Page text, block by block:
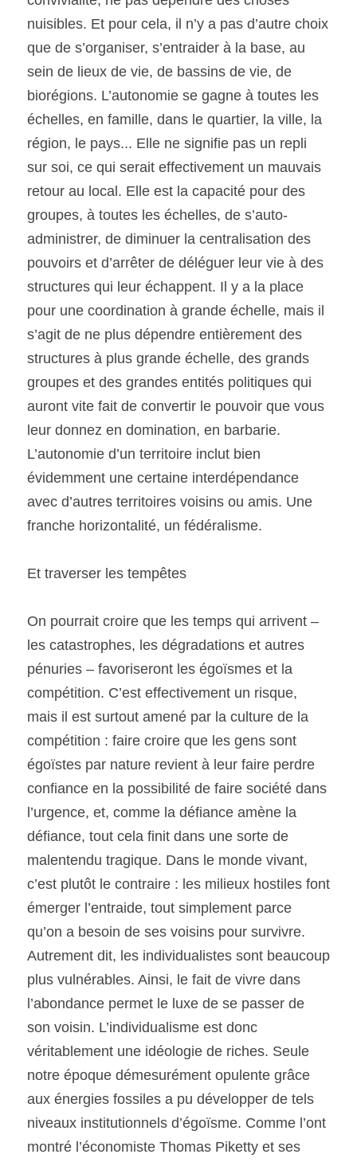
nuisibles. Et pour cela, il n’y a pas d’autre choix
que de s’organiser, s’entraider à la base, au
sein de lieux de vie, de bassins de vie, de
biorégions. L’autonomie se gagne à toutes les
échelles, en famille, dans le quartier, la ville, la
région, le pays... Elle ne signifie pas un repli
sur soi, ce qui serait effectivement un mauvais
retour au local. Elle est la capacité pour des
groupes, à toutes les échelles, de s’auto-
administrer, de diminuer la centralisation des
pouvoirs et d’arrêter de déléguer leur vie à des
structures qui leur échappent. Il y a la place
pour une coordination à grande échelle, mais il
s’agit de ne plus dépendre entièrement des
structures à plus grande échelle, des grands
groupes et des grandes entités politiques qui
auront vite fait de convertir le pouvoir que vous
leur donnez en domination, en barbarie.
L’autonomie d’un territoire inclut bien
évidemment une certaine interdépendance
avec d’autres territoires voisins ou amis. Une
franche horizontalité, un fédéralisme.
Et traverser les tempêtes
On pourrait croire que les temps qui arrivent –
les catastrophes, les dégradations et autres
pénuries – favoriseront les égoïsmes et la
compétition. C’est effectivement un risque,
mais il est surtout amené par la culture de la
compétition : faire croire que les gens sont
égoïstes par nature revient à leur faire perdre
confiance en la possibilité de faire société dans
l’urgence, et, comme la défiance amène la
défiance, tout cela finit dans une sorte de
malentendu tragique. Dans le monde vivant,
c’est plutôt le contraire : les milieux hostiles font
émerger l’entraide, tout simplement parce
qu’on a besoin de ses voisins pour survivre.
Autrement dit, les individualistes sont beaucoup
plus vulnérables. Ainsi, le fait de vivre dans
l’abondance permet le luxe de se passer de
son voisin. L’individualisme est donc
véritablement une idéologie de riches. Seule
notre époque démesurément opulente grâce
aux énergies fossiles a pu développer de tels
niveaux institutionnels d’égoïsme. Comme l’ont
montré l’économiste Thomas Piketty et ses